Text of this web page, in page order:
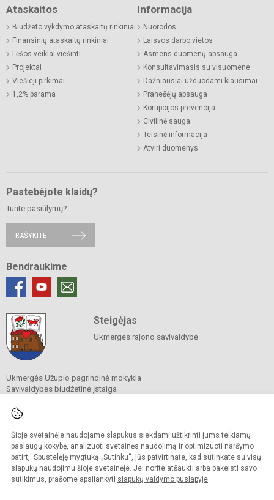
Šioje svetainėje naudojame slapukus siekdami užtikrinti jums teikiamų
paslaugų kokybę, analizuoti svetainės naudojimą ir optimizuoti naršymo
patirtį. Spustelėję mygtuką „Sutinku“, jūs patvirtinate, kad sutinkate su visų
slapukų naudojimu šioje svetainėje. Jei norite atšaukti arba pakeisti savo
sutikimus, prašome apsilankyti slapukų valdymo puslapyje.
Ataskaitos
Biudžeto vykdymo ataskaitų rinkiniai
Finansinių ataskaitų rinkiniai
Lėšos veiklai viešinti
Projektai
Viešieji pirkimai
1,2% parama
Informacija
Nuorodos
Laisvos darbo vietos
Asmens duomenų apsauga
Konsultavimasis su visuomene
Dažniausiai užduodami klausimai
Pranešėjų apsauga
Korupcijos prevencija
Civilinė sauga
Teisinė informacija
Atviri duomenys
Pastebėjote klaidų?
Turite pasiūlymų?
RAŠYKITE
Bendraukime
Steigėjas
Ukmergės rajono savivaldybė
Ukmergės Užupio pagrindinė mokykla
Savivaldybės biudžetinė įstaiga
Tel. +370 340 64139
El. p.
Duomenys kaupiami ir saugomi
Juridinių asmenų registre
Įmonės kodas 190342150